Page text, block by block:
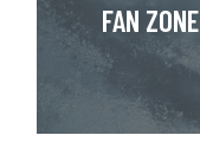
FAN ZONE